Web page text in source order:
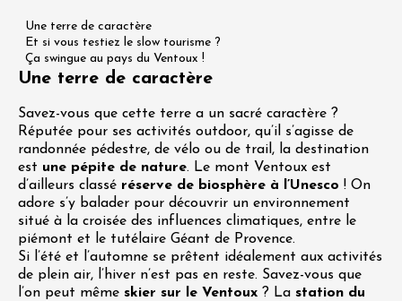
Une terre de caractère
Et si vous testiez le slow tourisme ?
Ça swingue au pays du Ventoux !
Une terre de caractère
Savez-vous que cette terre a un sacré caractère ?
Réputée pour ses activités outdoor, qu’il s’agisse de
randonnée pédestre, de vélo ou de trail, la destination
est une pépite de nature. Le mont Ventoux est
d’ailleurs classé réserve de biosphère à l’Unesco ! On
adore s’y balader pour découvrir un environnement
situé à la croisée des influences climatiques, entre le
piémont et le tutélaire Géant de Provence.
Si l’été et l’automne se prêtent idéalement aux activités
de plein air, l’hiver n’est pas en reste. Savez-vous que
l’on peut même skier sur le Ventoux ? La station du